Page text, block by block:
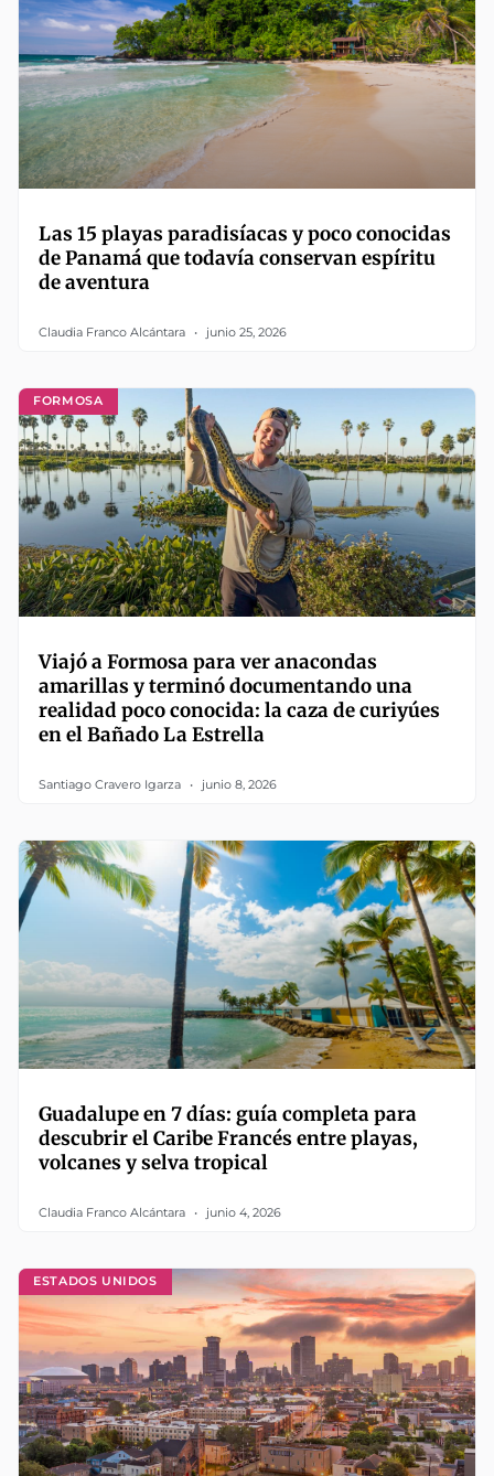
Las 15 playas paradisíacas y poco conocidas
de Panamá que todavía conservan espíritu
de aventura
Claudia Franco Alcántara junio 25, 2026
FORMOSA
Viajó a Formosa para ver anacondas
amarillas y terminó documentando una
realidad poco conocida: la caza de curiyúes
en el Bañado La Estrella
Santiago Cravero Igarza junio 8, 2026
Guadalupe en 7 días: guía completa para
descubrir el Caribe Francés entre playas,
volcanes y selva tropical
Claudia Franco Alcántara junio 4, 2026
ESTADOS UNIDOS